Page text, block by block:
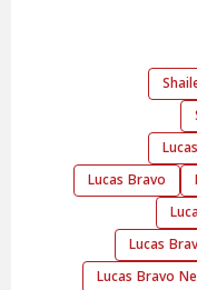
Lucas Bravo
Lucas
Lucas Bravo